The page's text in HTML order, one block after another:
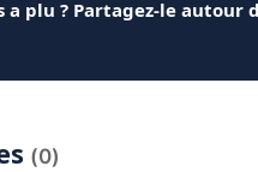
a plu ? Partagez-le autour
(0)